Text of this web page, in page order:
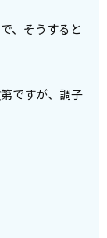
、そうすると
ですが、調子